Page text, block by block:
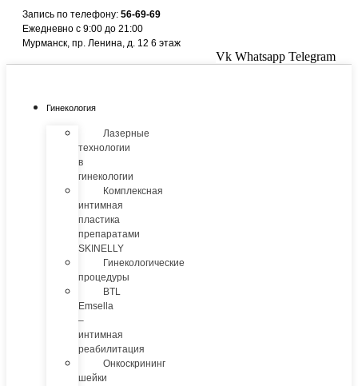
Перейти
содержимому
Запись по телефону: 56-69-69
Ежедневно с 9:00 до 21:00
Мурманск, пр. Ленина, д. 12 6 этаж
Vk Whatsapp Telegram
Гинекология
Лазерные
технологии
в
гинекологии
Комплексная
интимная
пластика
препаратами
SKINELLY
Гинекологические
процедуры
BTL
Emsella
–
интимная
реабилитация
Онкоскрининг
шейки